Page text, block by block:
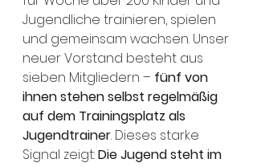
Jugendliche trainieren, spielen
und gemeinsam wachsen. Unser
neuer Vorstand besteht aus
sieben Mitgliedern – fünf von
ihnen stehen selbst regelmäßig
auf dem Trainingsplatz als
Jugendtrainer. Dieses starke
Signal zeigt: Die Jugend steht im